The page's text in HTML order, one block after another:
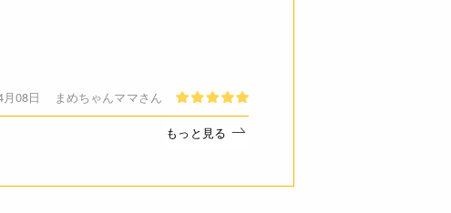
が床面や地面を自由に行動できるよ
08日 まめちゃんママさん
もっと見る